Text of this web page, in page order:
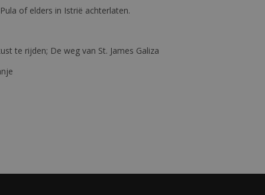
of elders in Istrië achterlaten.
te rijden; De weg van St. James Galiza